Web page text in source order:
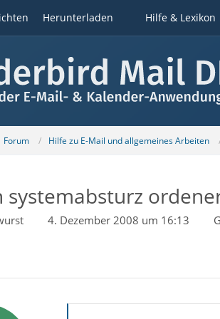
Herunterladen Hilfe & Lexikon
Forum Hilfe zu E-Mail und allgemeines Arbeiten
systemabsturz
4. Dezember 2008 um 16:13